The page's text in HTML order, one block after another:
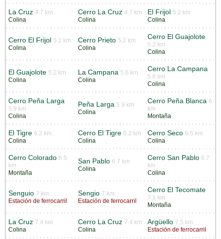
La Cruz 4.7 km
Colina
Cerro La Cruz 4.7 km
Colina
El Frijol
5.2 km
Colina
Cerro El Frijol
5.2 km
Colina
Cerro Prieto 5.2 km
Colina
Cerro El Guajolote
5.2 km
Colina
El Guajolote 5.2 km
Colina
La Campana 5.6 km
Colina
Cerro La Campana
5.6 km
Colina
Cerro Peña Larga
5.9 km
Colina
Peña Larga 5.9 km
Colina
Cerro Peña Blanca 6
km
Montaña
El Tigre 6.2 km
Colina
Cerro El Tigre 6.2 km
Colina
Cerro Seco 6.5 km
Colina
Cerro Colorado 6.5
km
Montaña
San Pablo 6.7 km
Colina
Cerro San Pablo 6.7
km
Colina
Senguio 7 km
Estación de ferrocarril
Sengio 7 km
Estación de ferrocarril
Cerro El Tecomate
7.1 km
Montaña
La Cruz 7.4 km
Colina
Cerro La Cruz 7.4 km
Colina
Argüello 7.5 km
Estación de ferrocarril